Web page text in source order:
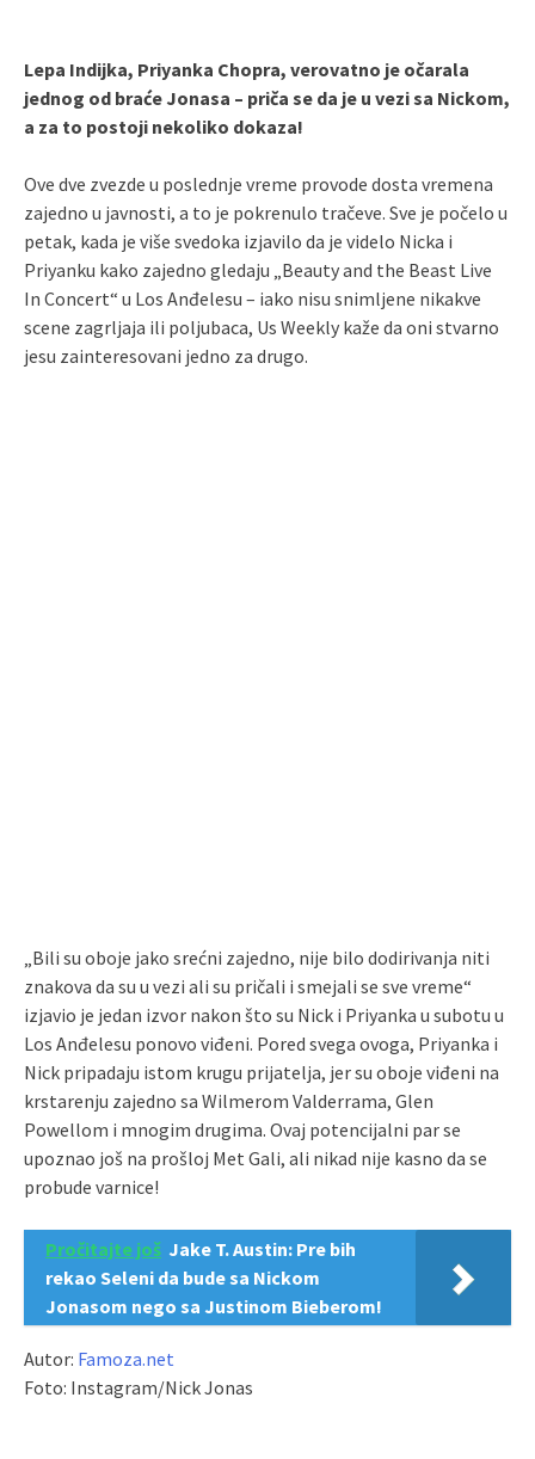
Lepa Indijka, Priyanka Chopra, verovatno je očarala
jednog od braće Jonasa – priča se da je u vezi sa Nickom,
a za to postoji nekoliko dokaza!
Ove dve zvezde u poslednje vreme provode dosta vremena
zajedno u javnosti, a to je pokrenulo tračeve. Sve je počelo u
petak, kada je više svedoka izjavilo da je videlo Nicka i
Priyanku kako zajedno gledaju „Beauty and the Beast Live
In Concert“ u Los Anđelesu – iako nisu snimljene nikakve
scene zagrljaja ili poljubaca, Us Weekly kaže da oni stvarno
jesu zainteresovani jedno za drugo.
„Bili su oboje jako srećni zajedno, nije bilo dodirivanja niti
znakova da su u vezi ali su pričali i smejali se sve vreme“
izjavio je jedan izvor nakon što su Nick i Priyanka u subotu u
Los Anđelesu ponovo viđeni. Pored svega ovoga, Priyanka i
Nick pripadaju istom krugu prijatelja, jer su oboje viđeni na
krstarenju zajedno sa Wilmerom Valderrama, Glen
Powellom i mnogim drugima. Ovaj potencijalni par se
upoznao još na prošloj Met Gali, ali nikad nije kasno da se
probude varnice!
Pročitajte još Jake T. Austin: Pre bih
rekao Seleni da bude sa Nickom
Jonasom nego sa Justinom Bieberom!
Autor: Famoza.net
Foto: Instagram/Nick Jonas